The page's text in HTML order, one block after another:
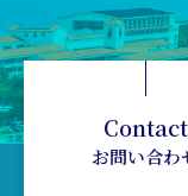
Contact
お問い合わ